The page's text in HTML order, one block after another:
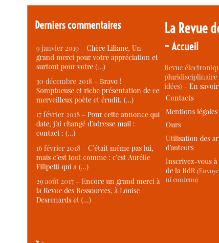
Derniers commentaires
9 janvier 2019 –Chère Liliane, Un
grand merci pour votre appréciation et
surtout pour votre (…)
30 décembre 2018 –Bravo !
Somptueuse et riche présentation de ce
merveilleux poète et érudit. (…)
17 février 2018 –Pour cette annonce qui
date, j’ai changé d’adresse mail :
contact : (…)
16 février 2018 –C’était même pas lui,
mais c’est tout comme : c’est Aurélie
Filipetti qui a (…)
29 août 2017 –Encore un grand merci à
la Revue des Ressources, à Louise
Desrenards et (…)
La Revue
-Accueil
Revue
idées) -En
Contacts
Mentions légales
Ours
Utilisation des
d’auteurs
Inscrivez-vous
de la RdR
ni contenu)